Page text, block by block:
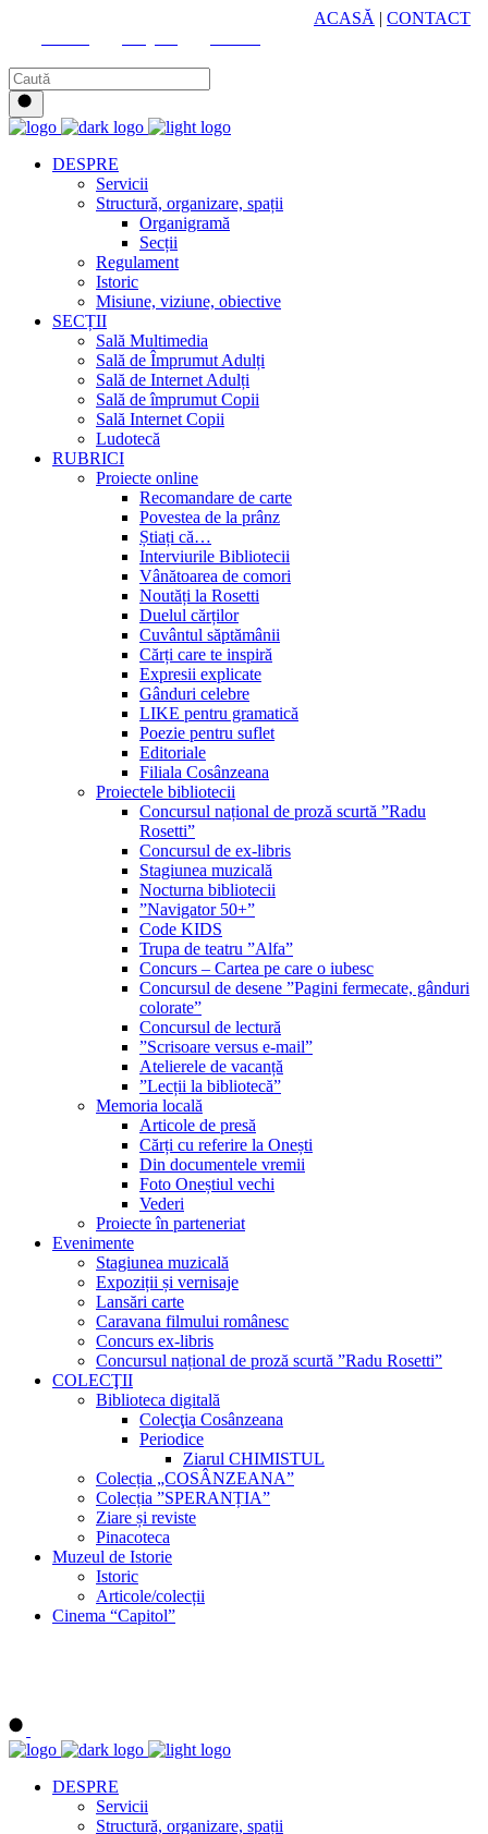
ACASĂ | CONTACT
DESPRE
Servicii
Structură, organizare, spații
Organigramă
Secții
Regulament
Istoric
Misiune, viziune, obiective
SECȚII
Sală Multimedia
Sală de Împrumut Adulți
Sală de Internet Adulți
Sală de împrumut Copii
Sală Internet Copii
Ludotecă
RUBRICI
Proiecte online
Recomandare de carte
Povestea de la prânz
Știați că…
Interviurile Bibliotecii
Vânătoarea de comori
Noutăți la Rosetti
Duelul cărților
Cuvântul săptămânii
Cărți care te inspiră
Expresii explicate
Gânduri celebre
LIKE pentru gramatică
Poezie pentru suflet
Editoriale
Filiala Cosânzeana
Proiectele bibliotecii
Concursul național de proză scurtă ”Radu
Rosetti”
Concursul de ex-libris
Stagiunea muzicală
Nocturna bibliotecii
”Navigator 50+”
Code KIDS
Trupa de teatru ”Alfa”
Concurs – Cartea pe care o iubesc
Concursul de desene ”Pagini fermecate, gânduri
colorate”
Concursul de lectură
”Scrisoare versus e-mail”
Atelierele de vacanță
”Lecții la bibliotecă”
Memoria locală
Articole de presă
Cărți cu referire la Onești
Din documentele vremii
Foto Oneștiul vechi
Vederi
Proiecte în parteneriat
Evenimente
Stagiunea muzicală
Expoziții și vernisaje
Lansări carte
Caravana filmului românesc
Concurs ex-libris
Concursul național de proză scurtă ”Radu Rosetti”
COLECŢII
Biblioteca digitală
Colecţia Cosânzeana
Periodice
Ziarul CHIMISTUL
Colecția „COSÂNZEANA”
Colecția ”SPERANȚIA”
Ziare și reviste
Pinacoteca
Muzeul de Istorie
Istoric
Articole/colecții
Cinema “Capitol”
DESPRE
Servicii
Structură, organizare, spații